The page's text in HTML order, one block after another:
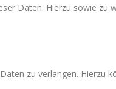
Daten. Hierzu sowie
zu verlangen.